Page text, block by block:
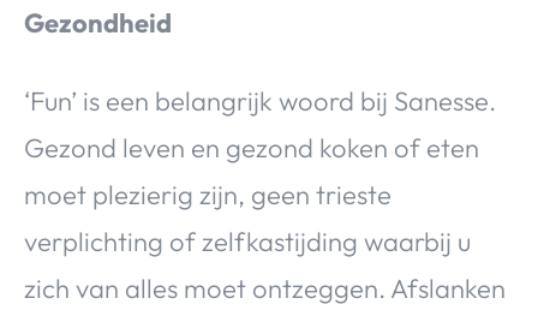
Gezondheid
‘Fun’ is een belangrijk woord bij Sanesse.
Gezond leven en gezond koken of eten
moet plezierig zijn, geen trieste
verplichting of zelfkastijding waarbij u
zich van alles moet ontzeggen. Afslanken